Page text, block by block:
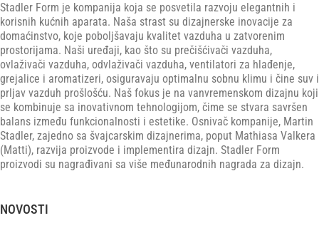
Stadler Form je kompanija koja se posvetila razvoju elegantnih i
korisnih kućnih aparata. Naša strast su dizajnerske inovacije za
domaćinstvo, koje poboljšavaju kvalitet vazduha u zatvorenim
prostorijama. Naši uređaji, kao što su prečišćivači vazduha,
ovlaživači vazduha, odvlaživači vazduha, ventilatori za hlađenje,
grejalice i aromatizeri, osiguravaju optimalnu sobnu klimu i čine suv i
prljav vazduh prošlošću. Naš fokus je na vanvremenskom dizajnu koji
se kombinuje sa inovativnom tehnologijom, čime se stvara savršen
balans između funkcionalnosti i estetike. Osnivač kompanije, Martin
Stadler, zajedno sa švajcarskim dizajnerima, poput Mathiasa Valkera
(Matti), razvija proizvode i implementira dizajn. Stadler Form
proizvodi su nagrađivani sa više međunarodnih nagrada za dizajn.
NOVOSTI